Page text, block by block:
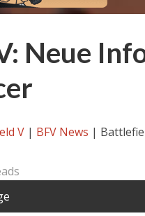
Neue
V | BFV News |